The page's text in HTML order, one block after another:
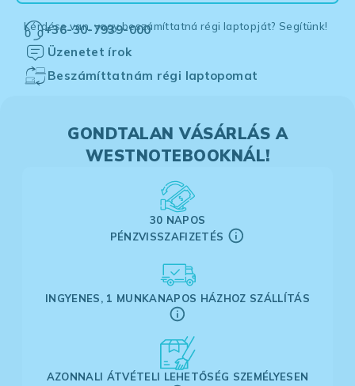
Kérdése van, vagy beszámíttatná régi laptopját? Segítünk!
+36-30-7939-000
Üzenetet írok
Beszámíttatnám régi laptopomat
GONDTALAN VÁSÁRLÁS A
WESTNOTEBOOKNÁL!
30 NAPOS
PÉNZVISSZAFIZETÉS
INGYENES, 1 MUNKANAPOS HÁZHOZ SZÁLLÍTÁS
AZONNALI ÁTVÉTELI LEHETŐSÉG SZEMÉLYESEN